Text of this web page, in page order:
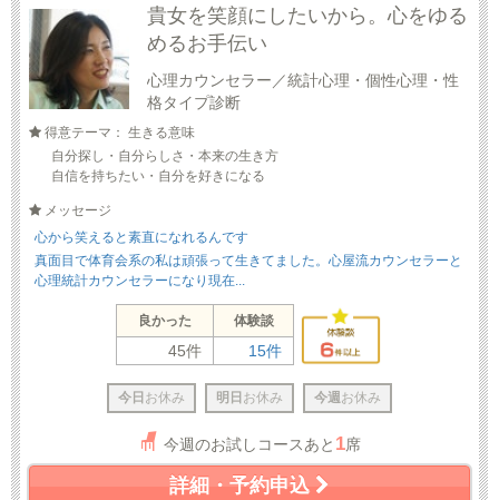
貴女を笑顔にしたいから。心をゆる
めるお手伝い
心理カウンセラー／統計心理・個性心理・性
格タイプ診断
得意テーマ： 生きる意味
自分探し・自分らしさ・本来の生き方
自信を持ちたい・自分を好きになる
メッセージ
心から笑えると素直になれるんです
真面目で体育会系の私は頑張って生きてました。心屋流カウンセラーと
心理統計カウンセラーになり現在...
良かった 体験談
45件 15件
今日 お休み 明日 お休み 今週 お休み
今週のお試しコースあと 1席
詳細・予約申込